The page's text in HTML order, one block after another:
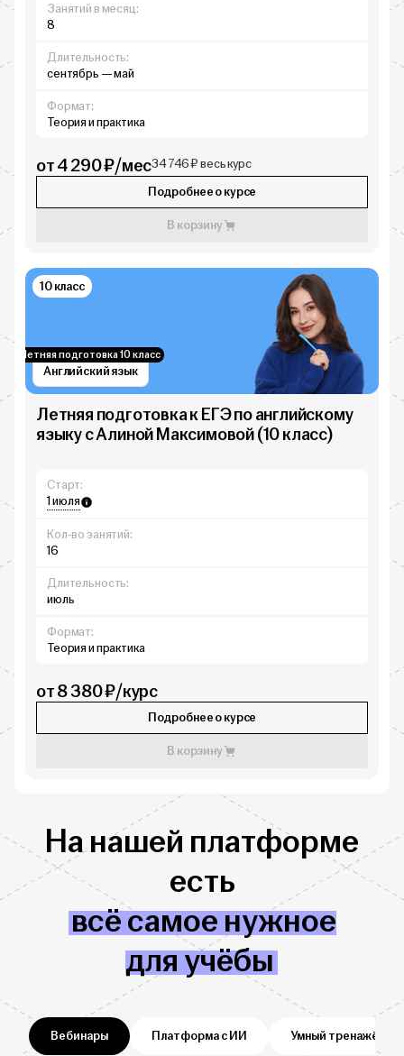
Занятий в месяц:
8
Длительность:
сентябрь — май
Формат:
Теория и практика
от 4 290 ₽/мес34 746 ₽ весь курс
Подробнее о курсе
В корзину
Английский язык
Летняя подготовка 10 класс
10 класс
Летняя подготовка к ЕГЭ по английскому
языку с Алиной Максимовой (10 класс)
Старт:
1 июля
Кол-во занятий:
16
Длительность:
июль
Формат:
Теория и практика
от 8 380 ₽/курс
Подробнее о курсе
В корзину
На нашей платформе
есть
всё самое нужное
для учёбы
Вебинары Платформа с ИИ Умный тренажёр